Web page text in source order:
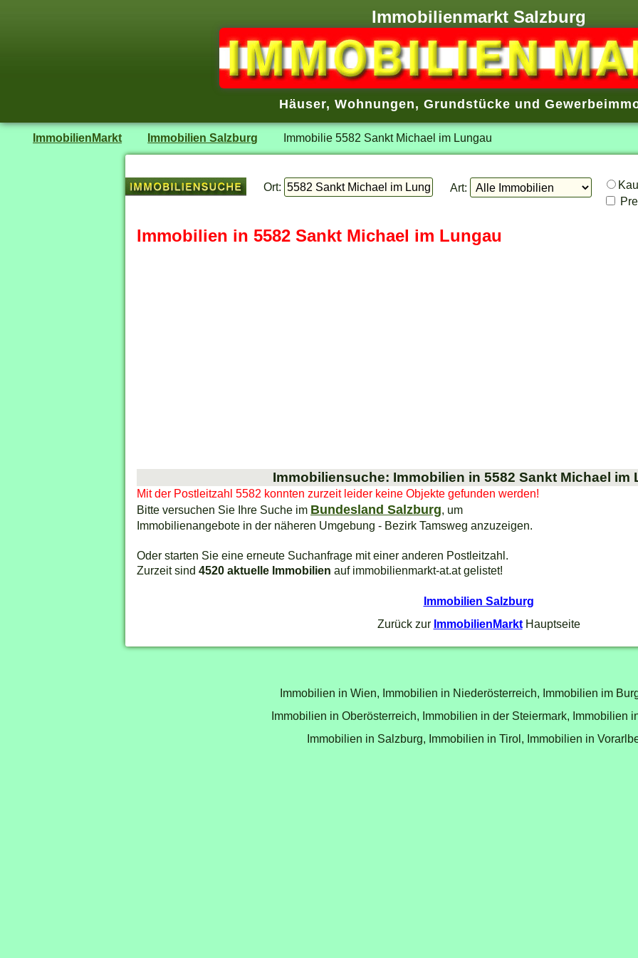
Immobilienmarkt Salzburg
Häuser, Wohnungen, Grundstücke und
ImmobilienMarkt Immobilien Salzburg Immobilie 5582 Sankt Michael im Lungau
Ort: Art:
Immobilien in 5582 Sankt Michael im Lungau
Immobiliensuche: Immobilien in 5582 Sankt Michael im
Mit der Postleitzahl 5582 konnten zurzeit leider keine Objekte gefunden werden!
Bitte versuchen Sie Ihre Suche im Bundesland Salzburg, um
Immobilienangebote in der näheren Umgebung - Bezirk Tamsweg anzuzeigen.
Oder starten Sie eine erneute Suchanfrage mit einer anderen Postleitzahl.
Zurzeit sind 4520 aktuelle Immobilien auf immobilienmarkt-at.at gelistet!
Immobilien Salzburg
Zurück zur ImmobilienMarktHauptseite
Immobilien in Wien, Immobilien in Niederösterreich, Immobilien im
Immobilien in Oberösterreich, Immobilien in der Steiermark, Immobilien
Immobilien in Salzburg, Immobilien in Tirol, Immobilien in